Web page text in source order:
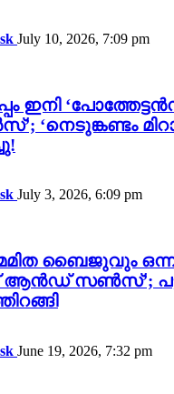
July 10, 2026, 7:09 pm
ഇനി
‘നെടുങ്കണ്ടം
July 3, 2026, 6:09 pm
ബൈജുവും
ആൻഡ് സൺസ്’;
June 19, 2026, 7:32 pm